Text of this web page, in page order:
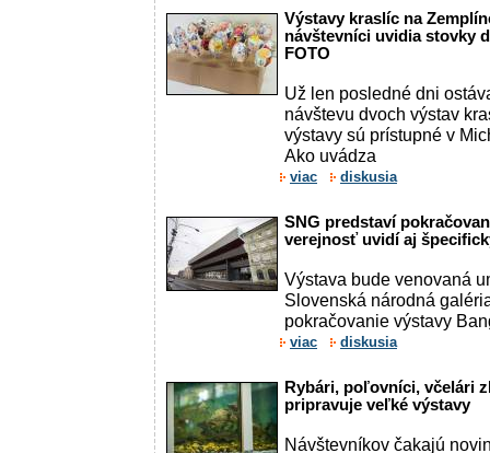
Výstavy kraslíc na
návštevníci uvidia stovky
FOTO
Už len posledné dni
návštevu dvoch výstav
výstavy sú prístupné v
Ako uvádza
viac diskusia
SNG predstaví
verejnosť uvidí aj
Výstava bude venovaná
Slovenská národná
pokračovanie výstavy
viac diskusia
Rybári, poľovníci, včelári
pripravuje veľké výstavy
Návštevníkov čakajú